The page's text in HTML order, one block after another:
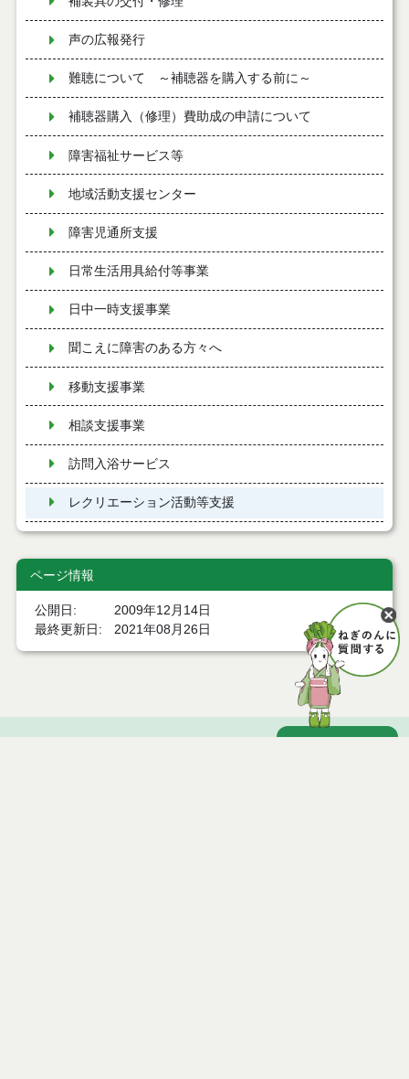
声の広報発行
難聴について ～補聴器を購入する前に～
補聴器購入（修理）費助成の申請について
障害福祉サービス等
地域活動支援センター
障害児通所支援
日常生活用具給付等事業
日中一時支援事業
聞こえに障害のある方々へ
移動支援事業
相談支援事業
訪問入浴サービス
レクリエーション活動等支援
意思疎通支援事業
理解促進研修・啓発事業
地域生活支援事業
訓練等給付費に係る標準利用期間経過後の更新につ
ページ情報
公開日
2009年12月14日
最終更新日
2021年08月26日